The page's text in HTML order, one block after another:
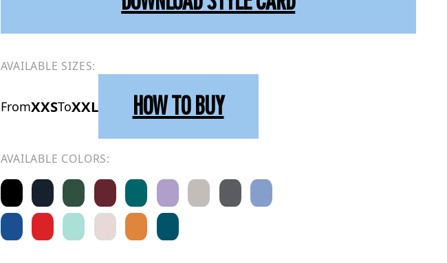
AVAILABLE SIZES:
FromXXSToXXL HOW TO BUY
AVAILABLE COLORS: